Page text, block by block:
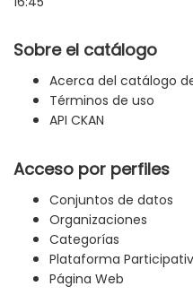
Sobre el catálogo
Acerca del catálogo
Términos de uso
API CKAN
Acceso por perfiles
Conjuntos de datos
Organizaciones
Categorías
Plataforma
Página Web